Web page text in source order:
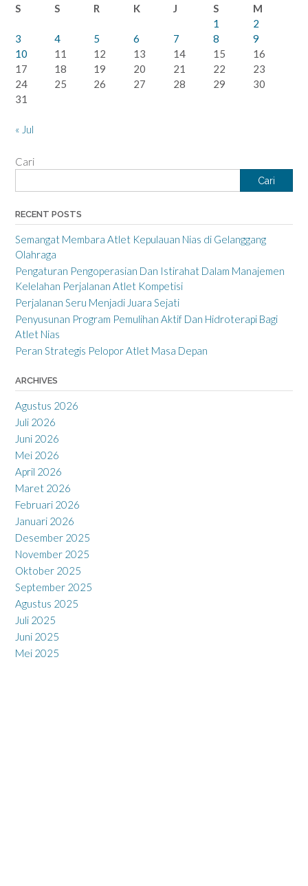
S
S R K J S
M
1
2
3
4 5 6 7 8
9
10
11 12 13 14 15
16
17
18 19 20 21 22
23
24
25 26 27 28 29
30
31
« Jul
Cari
Cari
RECENT POSTS
Semangat Membara Atlet Kepulauan Nias di Gelanggang
Olahraga
Pengaturan Pengoperasian Dan Istirahat Dalam Manajemen
Kelelahan Perjalanan Atlet Kompetisi
Perjalanan Seru Menjadi Juara Sejati
Penyusunan Program Pemulihan Aktif Dan Hidroterapi Bagi
Atlet Nias
Peran Strategis Pelopor Atlet Masa Depan
ARCHIVES
Agustus 2026
Juli 2026
Juni 2026
Mei 2026
April 2026
Maret 2026
Februari 2026
Januari 2026
Desember 2025
November 2025
Oktober 2025
September 2025
Agustus 2025
Juli 2025
Juni 2025
Mei 2025